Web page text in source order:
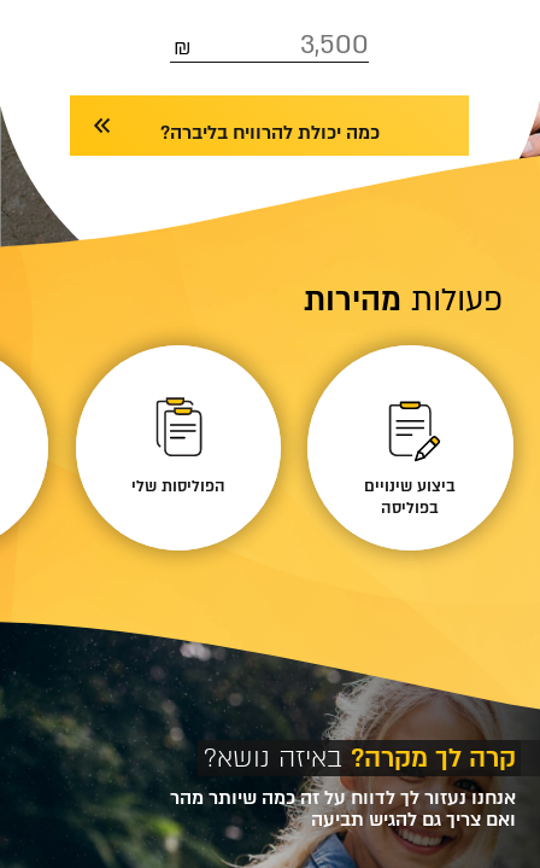
כמה יכולת להרוויח בליברה?
פעולות מהירות
ביצוע שינויים
בפוליסה
הפוליסות שלי
קרה לך מקרה? באיזה נושא?
אנחנו נעזור לך לדווח על זה כמה שיותר מהר
ואם צריך גם להגיש תביעה